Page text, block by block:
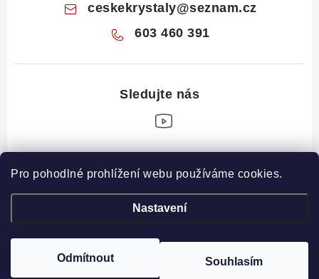
Pro pohodlné prohlížení webu používáme cookies.
Nastavení
Odmítnout Souhlasím
ceskekrystaly@seznam.cz
603 460 391
Z
Informace pro vás
Obchodní podmínky
Poučení o právu na odstoupení od smlouvy
Copyright 2026České krystaly . Všechna práva vyhrazena.